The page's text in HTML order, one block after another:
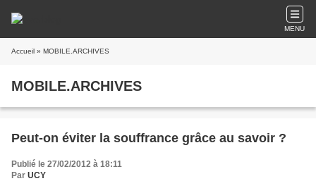
MENU
Accueil » MOBILE.ARCHIVES
MOBILE.ARCHIVES
Peut-on éviter la souffrance grâce au savoir ?
Publié le 27/02/2012 à 18:11
Par UCY